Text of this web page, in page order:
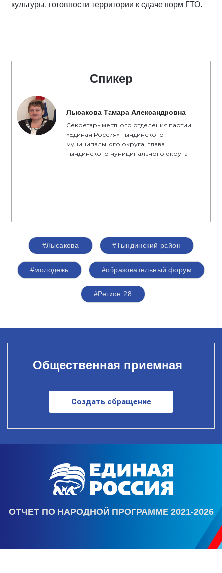
культуры, готовности территории к сдаче норм ГТО.
Спикер
Лысакова Тамара Александровна
Секретарь местного отделения партии
«Единая Россия» Тындинского
муниципального округа, глава
Тындинского муниципального округа
#Лысакова #Тындинский район
#молодежь #образовательный форум
#Регион 28
Общественная приемная
Создать обращение
ОТЧЕТ ПО НАРОДНОЙ ПРОГРАММЕ 2021-2026